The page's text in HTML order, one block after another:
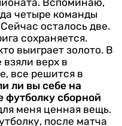
четыре команды
осталось две.
сохраняется.
выиграет золото. В
верх в
все решится в
ли вы себе на
футболку сборной
меня ценная вещь.
после матча